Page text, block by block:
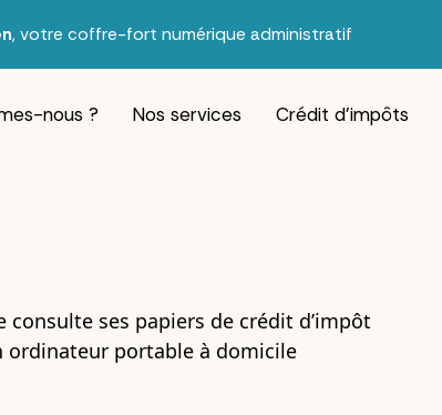
nous ? Nos services Crédit d’impôts
, votre coffre-fort numérique administratif